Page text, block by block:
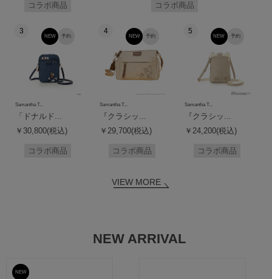
コラボ商品 コラボ商品
3
予約
NEW
Samantha T...
「ドナルド...
￥30,800(税込)
コラボ商品
4
予約
NEW
Samantha T...
『クラシッ...
￥29,700(税込)
コラボ商品
5
予約
NEW
Samantha T...
『クラシッ...
￥24,200(税込)
コラボ商品
VIEW MORE
NEW ARRIVAL
予約
NEW